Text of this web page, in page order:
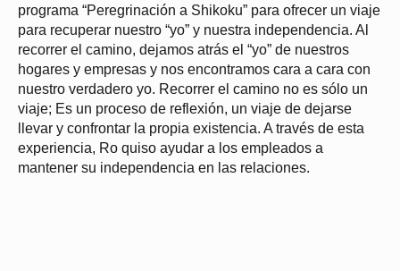
programa “Peregrinación a Shikoku” para ofrecer un viaje
para recuperar nuestro “yo” y nuestra independencia. Al
recorrer el camino, dejamos atrás el “yo” de nuestros
hogares y empresas y nos encontramos cara a cara con
nuestro verdadero yo. Recorrer el camino no es sólo un
viaje; Es un proceso de reflexión, un viaje de dejarse
llevar y confrontar la propia existencia. A través de esta
experiencia, Ro quiso ayudar a los empleados a
mantener su independencia en las relaciones.